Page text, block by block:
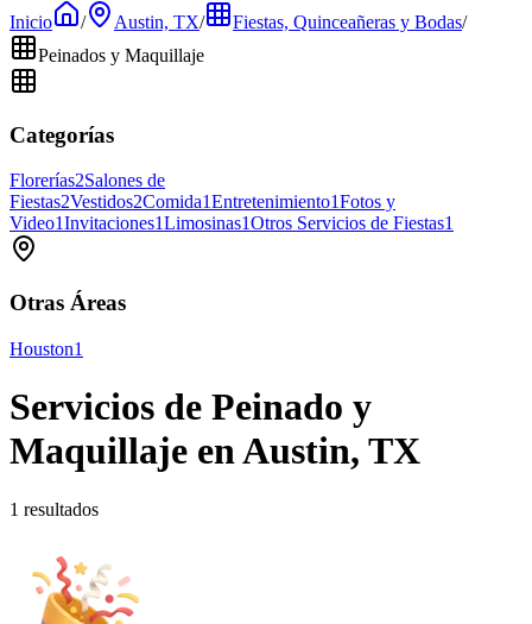
Inicio
/ Austin, TX/ Fiestas, Quinceañeras y Bodas/
Peinados y Maquillaje
Categorías
Florerías2Salones de
Fiestas2Vestidos2Comida1Entretenimiento1Fotos y
Video1Invitaciones1Limosinas1Otros Servicios de Fiestas1
Otras Áreas
Houston1
Servicios de Peinado y
Maquillaje en Austin, TX
1 resultados